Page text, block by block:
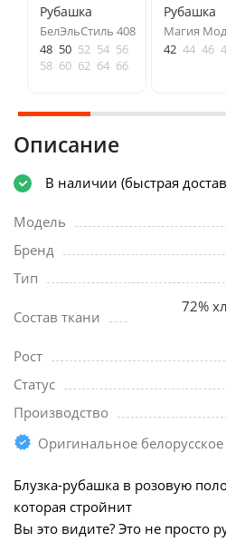
Рубашка
БелЭльСтиль 408
48 50 52 54 56
58 60 62 64 66
Рубашка
Магия
42 44 46
Описание
В наличии (быстрая
Модель
Бренд
Тип
Состав ткани
72%
Рост
Статус
Производство
Оригинальное белорусское
Блузка-рубашка в розовую
которая стройнит
Вы это видите? Это не просто